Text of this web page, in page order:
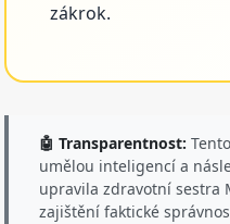
zákrok.
🤖 Transparentnost:
umělou inteligencí a
upravila zdravotní sestra
zajištění faktické